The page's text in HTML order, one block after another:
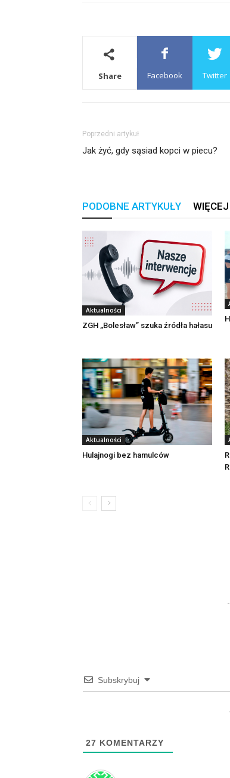
Share Facebook Twitter
Poprzedni artykuł
Jak żyć, gdy sąsiad kopci w piecu?
PODOBNE ARTYKUŁY
Aktualności
ZGH „Bolesław” szuka źródła hałasu
Aktualności
Hulajnogi bez hamulców
Subskrybuj
27 KOMENTARZY